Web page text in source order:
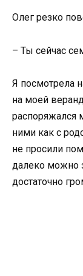
Олег резко
– Ты сейчас
Я посмотрела
на моей
распоряжался
ними как с
не просили
далеко можно
достаточно